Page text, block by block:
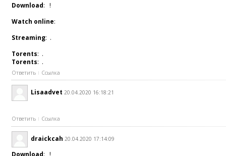
Download: !
Watch online:
Streaming: .
Torents: .
Torents: .
Ответить Ссылка
Lisaadvet 20.04.2020 16:18:21
Ответить Ссылка
draickcah 20.04.2020 17:14:09
Download: !